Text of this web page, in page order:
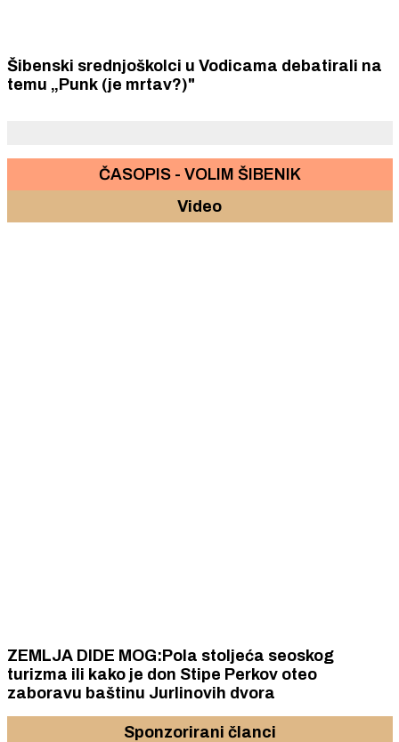
Šibenski srednjoškolci u Vodicama debatirali na
temu „Punk (je mrtav?)"
ČASOPIS - VOLIM ŠIBENIK
Video
ZEMLJA DIDE MOG:Pola stoljeća seoskog
turizma ili kako je don Stipe Perkov oteo
zaboravu baštinu Jurlinovih dvora
Sponzorirani članci